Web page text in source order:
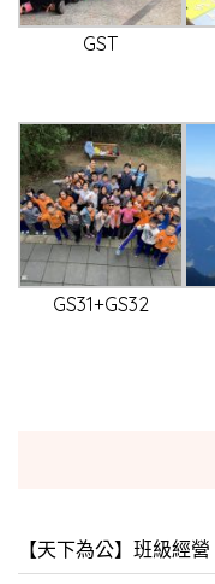
GST
GS31+GS32
【天下為公】班級經營